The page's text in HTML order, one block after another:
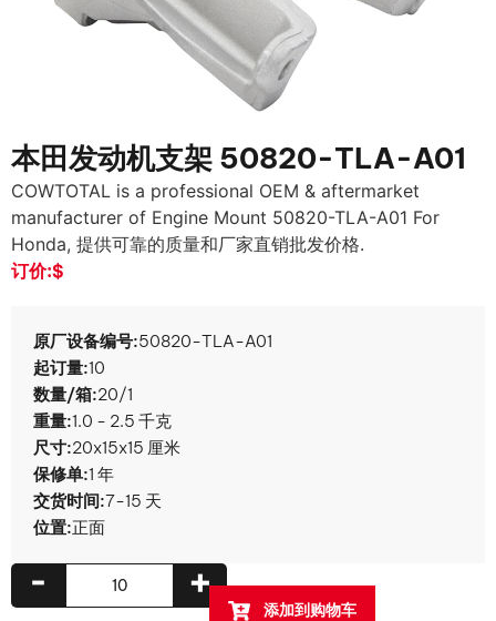
本田发动机支架 50820-TLA-A01
COWTOTAL is a professional OEM & aftermarket
manufacturer of Engine Mount 50820-TLA-A01 For
Honda, 提供可靠的质量和厂家直销批发价格.
订价:$
原厂设备编号:50820-TLA-A01
起订量:10
数量/箱:20/1
重量:1.0 - 2.5 千克
尺寸:20x15x15 厘米
保修单:1 年
交货时间:7-15 天
位置:正面
+
-
添加到购物车